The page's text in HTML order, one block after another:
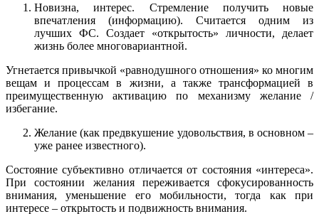
Новизна, интерес. Стремление получить новые
впечатления (информацию). Считается одним из
лучших ФС. Создает «открытость» личности, делает
жизнь более многовариантной.
Угнетается привычкой «равнодушного отношения» ко многим
вещам и процессам в жизни, а также трансформацией в
преимущественную активацию по механизму желание /
избегание.
Желание (как предвкушение удовольствия, в основном –
уже ранее известного).
Состояние субъективно отличается от состояния «интереса».
При состоянии желания переживается сфокусированность
внимания, уменьшение его мобильности, тогда как при
интересе – открытость и подвижность внимания.